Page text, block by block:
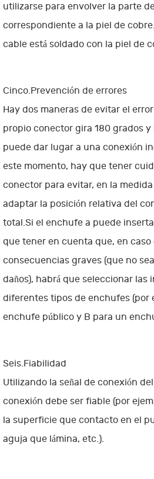
utilizarse para envolver la parte
correspondiente a la piel de
cable está soldado con la piel de
Cinco.Prevención de errores
Hay dos maneras de evitar el
propio conector gira 180 grados
puede dar lugar a una conexión
este momento, hay que tener
conector para evitar, en la
adaptar la posición relativa del
total.Si el enchufe a puede
que tener en cuenta que, en caso
consecuencias graves (que no
daños), habrá que seleccionar las
diferentes tipos de enchufes (por
enchufe público y B para un
Seis.Fiabilidad
Utilizando la señal de conexión
conexión debe ser fiable (por
la superficie que contacto en el
aguja que lámina, etc.).